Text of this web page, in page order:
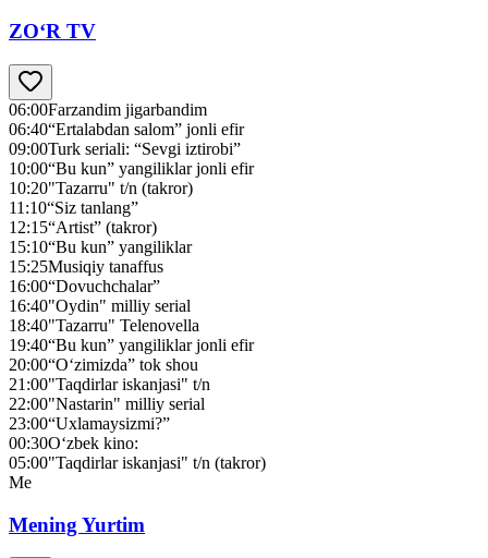
ZO‘R TV
06:00Farzandim jigarbandim
06:40“Ertalabdan salom” jonli efir
09:00Turk seriali: “Sevgi iztirobi”
10:00“Bu kun” yangiliklar jonli efir
10:20"Tazarru" t/n (takror)
11:10“Siz tanlang”
12:15“Artist” (takror)
15:10“Bu kun” yangiliklar
15:25Musiqiy tanaffus
16:00“Dovuchchalar”
16:40"Oydin" milliy serial
18:40"Tazarru" Telenovella
19:40“Bu kun” yangiliklar jonli efir
20:00“O‘zimizda” tok shou
21:00"Taqdirlar iskanjasi" t/n
22:00"Nastarin" milliy serial
23:00“Uxlamaysizmi?”
00:30O‘zbek kino:
05:00"Taqdirlar iskanjasi" t/n (takror)
Me
Mening Yurtim